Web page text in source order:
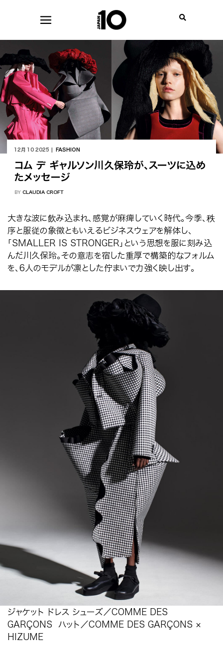
12月 10 2025 | FASHION
コム デ ギャルソン川久保玲が、スーツに込め
たメッセージ
BY CLAUDIA CROFT
大きな波に飲み込まれ、感覚が麻痺していく時代。今季、秩
序と服従の象徴ともいえるビジネスウェアを解体し、
「SMALLER IS STRONGER」という思想を服に刻み込
んだ川久保玲。その意志を宿した重厚で構築的なフォルム
を、 6 人のモデルが凛とした佇まいで力強く映し出す。
ジャケット ドレス シューズ／COMME DES
GARÇONS ハット／COMME DES GARÇONS ×
HIZUME